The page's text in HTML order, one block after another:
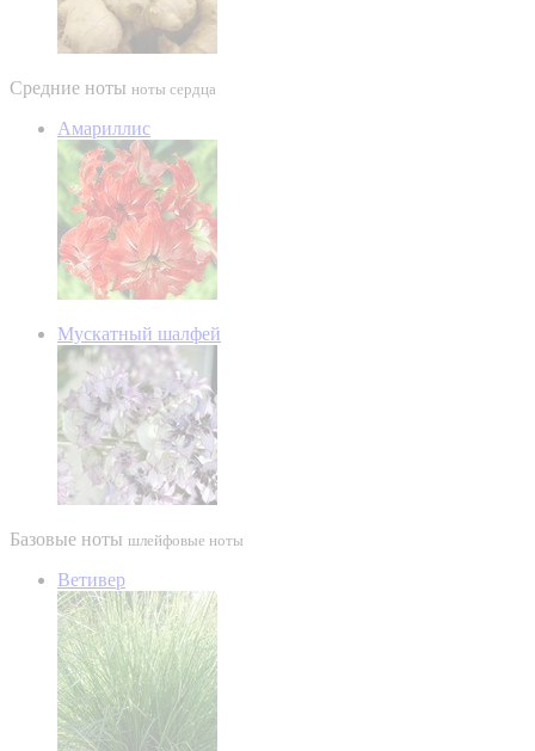
Средние ноты ноты сердца
Амариллис
Мускатный шалфей
Базовые ноты шлейфовые ноты
Ветивер